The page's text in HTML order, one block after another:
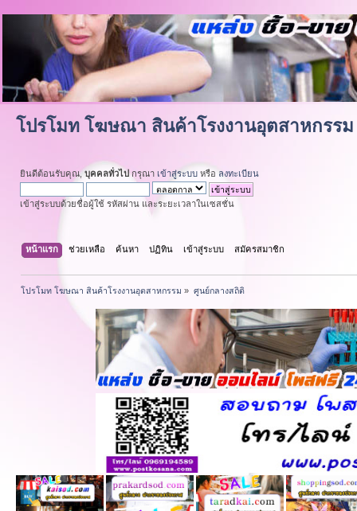
โปรโมท โฆษณา สินค้าโรงงานอุตสาหกรรม
ยินดีต้อนรับคุณ,บุคคลทั่วไปกรุณา เข้าสู่ระบบ หรือ ลงทะเบียน
เข้าสู่ระบบด้วยชื่อผู้ใช้ รหัสผ่าน และระยะเวลาในเซสชั่น
หน้าแรก ช่วยเหลือ ค้นหา ปฏิทิน เข้าสู่ระบบ สมัครสมาชิก
โปรโมท โฆษณา สินค้าโรงงานอุตสาหกรรม » ศูนย์กลางสถิติ